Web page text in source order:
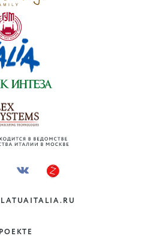
от
LATUAITALIA.RU